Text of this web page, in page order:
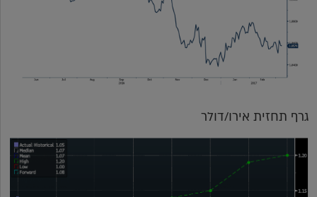
גרף תחזית אירו/דולר